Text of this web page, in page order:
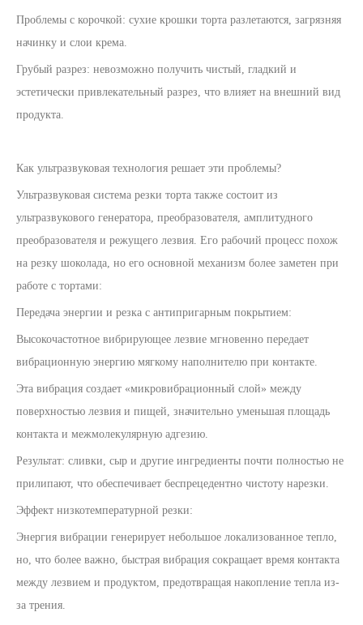
Проблемы с корочкой: сухие крошки торта разлетаются, загрязняя
начинку и слои крема.
Грубый разрез: невозможно получить чистый, гладкий и
эстетически привлекательный разрез, что влияет на внешний вид
продукта.
Как ультразвуковая технология решает эти проблемы?
Ультразвуковая система резки торта также состоит из
ультразвукового генератора, преобразователя, амплитудного
преобразователя и режущего лезвия. Его рабочий процесс похож
на резку шоколада, но его основной механизм более заметен при
работе с тортами:
Передача энергии и резка с антипригарным покрытием:
Высокочастотное вибрирующее лезвие мгновенно передает
вибрационную энергию мягкому наполнителю при контакте.
Эта вибрация создает «микровибрационный слой» между
поверхностью лезвия и пищей, значительно уменьшая площадь
контакта и межмолекулярную адгезию.
Результат: сливки, сыр и другие ингредиенты почти полностью не
прилипают, что обеспечивает беспрецедентно чистоту нарезки.
Эффект низкотемпературной резки:
Энергия вибрации генерирует небольшое локализованное тепло,
но, что более важно, быстрая вибрация сокращает время контакта
между лезвием и продуктом, предотвращая накопление тепла из-
за трения.